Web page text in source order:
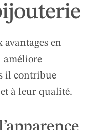
avantages en
améliore
il contribue
à leur qualité.